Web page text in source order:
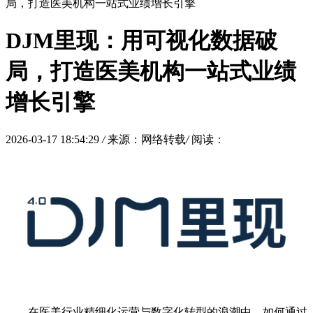
局，打造医美机构一站式业绩增长引擎
DJM里现：用可视化数据破
局，打造医美机构一站式业绩
增长引擎
2026-03-17 18:54:29/ 来源：网络转载/ 阅读：